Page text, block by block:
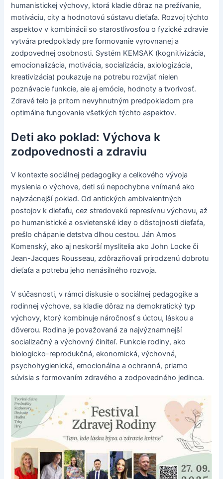
humanistickej výchovy, ktorá kladie dôraz na prežívanie,
motiváciu, city a hodnotovú sústavu dieťaťa. Rozvoj týchto
aspektov v kombinácii so starostlivosťou o fyzické zdravie
vytvára predpoklady pre formovanie vyrovnanej a
zodpovednej osobnosti. Systém KEMSAK (kognitivizácia,
emocionalizácia, motivácia, socializácia, axiologizácia,
kreativizácia) poukazuje na potrebu rozvíjať nielen
poznávacie funkcie, ale aj emócie, hodnoty a tvorivosť.
Zdravé telo je pritom nevyhnutným predpokladom pre
optimálne fungovanie všetkých týchto aspektov.
Deti ako poklad: Výchova k
zodpovednosti a zdraviu
V kontexte sociálnej pedagogiky a celkového vývoja
myslenia o výchove, deti sú nepochybne vnímané ako
najvzácnejší poklad. Od antických ambivalentných
postojov k dieťaťu, cez stredovekú represívnu výchovu, až
po humanistické a osvietenské idey o dôstojnosti dieťaťa,
prešlo chápanie detstva dlhou cestou. Ján Amos
Komenský, ako aj neskorší myslitelia ako John Locke či
Jean-Jacques Rousseau, zdôrazňovali prirodzenú dobrotu
dieťaťa a potrebu jeho nenásilného rozvoja.
V súčasnosti, v rámci diskusie o sociálnej pedagogike a
rodinnej výchove, sa kladie dôraz na demokratický typ
výchovy, ktorý kombinuje náročnosť s úctou, láskou a
dôverou. Rodina je považovaná za najvýznamnejší
socializačný a výchovný činiteľ. Funkcie rodiny, ako
biologicko-reprodukčná, ekonomická, výchovná,
psychohygienická, emocionálna a ochranná, priamo
súvisia s formovaním zdravého a zodpovedného jedinca.